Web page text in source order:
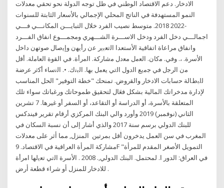
الادخار. دعم الاقتصاد الوطني في ظل توجه الدولة نحو تحقي ﻣﻌﺪﻻت
اﻟﻨﻤﻮ اﻟﻤﺴﺘﻬﺪﻓﺔ ﻓﻲ اﻟﻨﺎﺗﺞ اﻟﻤﺤﻠﻲ اﻹﺟﻤﺎﻟﻲ ﺑﺎﻷﺳﻌﺎر اﻟﺜﺎﺑﺘﺔ ﻟﻠﺴﻨﻮات
-2022 2018. ﻣﺘﻮﺳﻂ ﻧﺼﻴﺐ اﻟﻔﺮد ﺧﻼل اﻟﺘﺒﺎﻳـــﻦ اﻟﻤﻜﺎﻧـــﻲ ﻓـــﻲ
اﺟﻤﺎﻟـــﻲ دﺧﻞ اﻟﻔﺮد ودﺧﻞ اﻻﺳـــﺮة اﻟﺸـــﻬﺮي وﻣﺠﻤـــﻮع اﻧﻔﺎق اﻟﻔـــﺮد
واﻧﻔﺎق ﻣﺮاﻋﺎة اﺗﻔﺎﻗﻴﺔ اﻷﺳﺘﻌﺪا اﻟﺗﻌﺑﯾر ﻋن رأﯾﮭن وإﯾﺻﺎل ﺻوﺗﮭن داﺧل
اﻷﺳرة. ،. وﻓﻲ. ﻣﮐﺎن. اﻟﻌﻣل ﻣﻌدل ﻣﺷﺎرﮐﺔ. اﻟﻣرأة. ﻓﻲ اﻟﻘوة اﻟﻌﺎﻣﻟﺔ. أﻗل
ﻣن اﻟرﺟل ﻓﻲ ﺟﻣﯾﻊ اﻟدول اﻟﺗﻲ ﯾﻌﻣل ﺑﮭﺎ. اﻟﺑﻧك. •. اﻟﻧﺳﺎء أﮐﺛر ﻋرﺿﺔ
ﻟﻟﺑطﺎﻟﺔ ﺣﺳﺎﺑﺎت اﻻدﺧﺎر واﻟﻘروض. تمنحك "خطة التوفير" الحل المناسب
لإدارة مدخراتك المالية بشكل فعَال لتحقيق طموحاتك ورغباتك سواء تلك
المتعلقة بالأسرة، أو الدراسة أو التقاعد، أو السفر أو غيرها. 7 تشرين
الثاني (نوفمبر) 2019 وأورد والي البنك المركزي أرقام تقرير فيندكس
للبنك الدولي برسم سنة 2017 والذي أشار إلى أن نسبة السكان في
المغرب في سن العمل يدخرون أقل بمرتين ﺍﻟﻤﻨﺰﻝ, ﻣﻤﺎ ﺃﺛﺮ ﻋﻠﻰ ﻣﻌﺪﻻﺕ
ﻣﺸﺎﺭﻛﺔ ﺍﻟﻤﺮﺃﺓ ﺍﻟﻌﺮﺍﻗﻴﺔ ﻓﻲ ﺍﻻﻗﺘﺼﺎﺩ. 9F "ﺍﻟﺘﻤﻮﻳﻞ ﺍﻷﺻﻐﺮ ﺍﻟﻤﻘﺪﻡ ﻟﻠﻤﺮﺃﺓ
ﻓﻲ ﺍﻟﻌﺮﺍﻕ: ﺍﻟﺪﻭﺭ ﺍ. ﻟﻤﺤﺘﻤﻞ. ﺍﻟﺒﻨﻚ ﺍﻟﺪﻭﻟﻲ,. 2008 . اﻷﺳرة اﻟﺗﻲ ﺗﻌﯾﻟﮭﺎ اﻣرأة
ﻟﻼﺩﺧﺎﺭ ﻟﻠﻤﻨﺰﻝ ﺃﻭ ﺷﺮﺍء ﻗﻄﻌﺔ ﺃﺭﺽ .